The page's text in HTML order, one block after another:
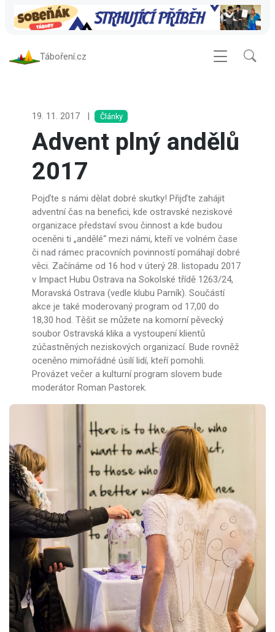
Táboření.cz
19. 11. 2017 | Články
Advent plný andělů
2017
Pojďte s námi dělat dobré skutky! Přijďte zahájit
adventní čas na benefici, kde ostravské neziskové
organizace představí svou činnost a kde budou
oceněni ti „andělé“ mezi námi, kteří ve volném čase
či nad rámec pracovních povinností pomáhají dobré
věci. Začínáme od 16 hod v úterý 28. listopadu 2017
v Impact Hubu Ostrava na Sokolské třídě 1263/24,
Moravská Ostrava (vedle klubu Parník). Součástí
akce je také moderovaný program od 17,00 do
18,30 hod. Těšit se můžete na komorní pěvecký
soubor Ostravská klika a vystoupení klientů
zúčastněných neziskových organizací. Bude rovněž
oceněno mimořádné úsilí lidí, kteří pomohli.
Provázet večer a kulturní program slovem bude
moderátor Roman Pastorek.